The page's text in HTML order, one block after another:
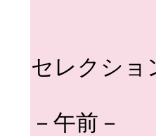
セレクショ
－午前－